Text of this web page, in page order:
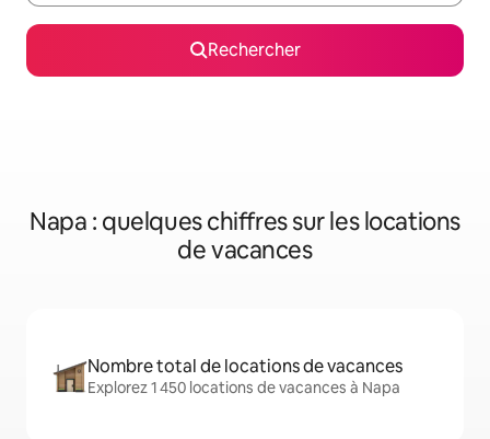
Rechercher
Napa : quelques chiffres sur les locations
de vacances
Nombre total de locations de vacances
Explorez 1 450 locations de vacances à Napa